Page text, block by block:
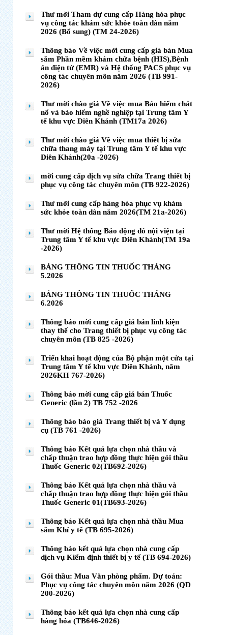
Thư mời Tham dự cung cấp Hàng hóa phục
vụ công tác khám sức khỏe toàn dân năm
2026 (Bổ sung) (TM 24-2026)
Thông báo Về việc mời cung cấp giá bán Mua
sắm Phần mềm khám chữa bệnh (HIS),Bệnh
án điện tử (EMR) và Hệ thống PACS phục vụ
công tác chuyên môn năm 2026 (TB 991-
2026)
Thư mời chào giá Về việc mua Bảo hiểm chát
nổ và bảo hiểm nghề nghiệp tại Trung tâm Y
tế khu vực Diên Khánh (TM17a 2026)
Thư mời chào giá Về việc mua thiết bị sửa
chữa thang máy tại Trung tâm Y tế khu vực
Diên Khánh(20a -2026)
mời cung cấp dịch vụ sửa chữa Trang thiết bị
phục vụ công tác chuyên môn (TB 922-2026)
Thư mời cung cấp hàng hóa phục vụ khám
sức khỏe toàn dân năm 2026(TM 21a-2026)
Thư mời Hệ thống Báo động đỏ nội viện tại
Trung tâm Y tế khu vực Diên Khánh(TM 19a
-2026)
BẢNG THÔNG TIN THUỐC THÁNG
5.2026
BẢNG THÔNG TIN THUỐC THÁNG
6.2026
Thông báo mời cung cấp giá bán linh kiện
thay thế cho Trang thiết bị phục vụ công tác
chuyên môn (TB 825 -2026)
Triển khai hoạt động của Bộ phận một cửa tại
Trung tâm Y tế khu vực Diên Khánh, năm
2026KH 767-2026)
Thông báo mời cung cấp giá bán Thuốc
Generic (lần 2) TB 752 -2026
Thông báo báo giá Trang thiết bị và Y dụng
cụ (TB 761 -2026)
Thông báo Kết quả lựa chọn nhà thầu và
chấp thuận trao hợp đồng thực hiện gói thầu
Thuốc Generic 02(TB692-2026)
Thông báo Kết quả lựa chọn nhà thầu và
chấp thuận trao hợp đồng thực hiện gói thầu
Thuốc Generic 01(TB693-2026)
Thông báo Kết quả lựa chọn nhà thầu Mua
sắm Khí y tế (TB 695-2026)
Thông báo kết quả lựa chọn nhà cung cấp
dịch vụ Kiểm định thiết bị y tế (TB 694-2026)
Gói thầu: Mua Văn phòng phẩm. Dự toán:
Phục vụ công tác chuyên môn năm 2026 (QD
200-2026)
Thông báo kết quả lựa chọn nhà cung cấp
hàng hóa (TB646-2026)